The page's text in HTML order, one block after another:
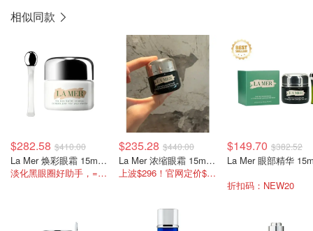
相似同款
$282.58 $410.00
La Mer 焕彩眼霜 15ml/0.5oz
淡化黑眼圈好助手，=5.9折
$235.28 $440.00
La Mer 浓缩眼霜 15ml/0.5oz(经典版)
上波$296！官网定价$415
$149.70 $382.52
La Mer 眼部精华
折扣码：NEW20